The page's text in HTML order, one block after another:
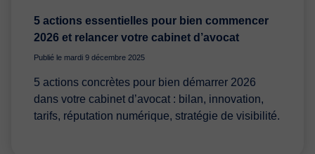
5 actions essentielles pour bien commencer
2026 et relancer votre cabinet d’avocat
Publié le mardi 9 décembre 2025
5 actions concrètes pour bien démarrer 2026
dans votre cabinet d’avocat : bilan, innovation,
tarifs, réputation numérique, stratégie de visibilité.